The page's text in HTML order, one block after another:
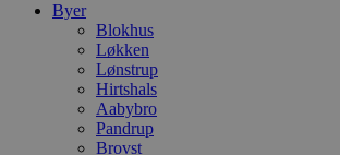
Byer
Blokhus
Løkken
Lønstrup
Hirtshals
Aabybro
Pandrup
Brovst